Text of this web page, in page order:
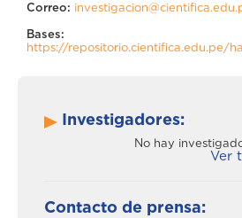
Correo:
Bases:
https://repositorio.cientifica.edu.pe/
Investigadores:
No hay
Ver
Contacto de prensa: